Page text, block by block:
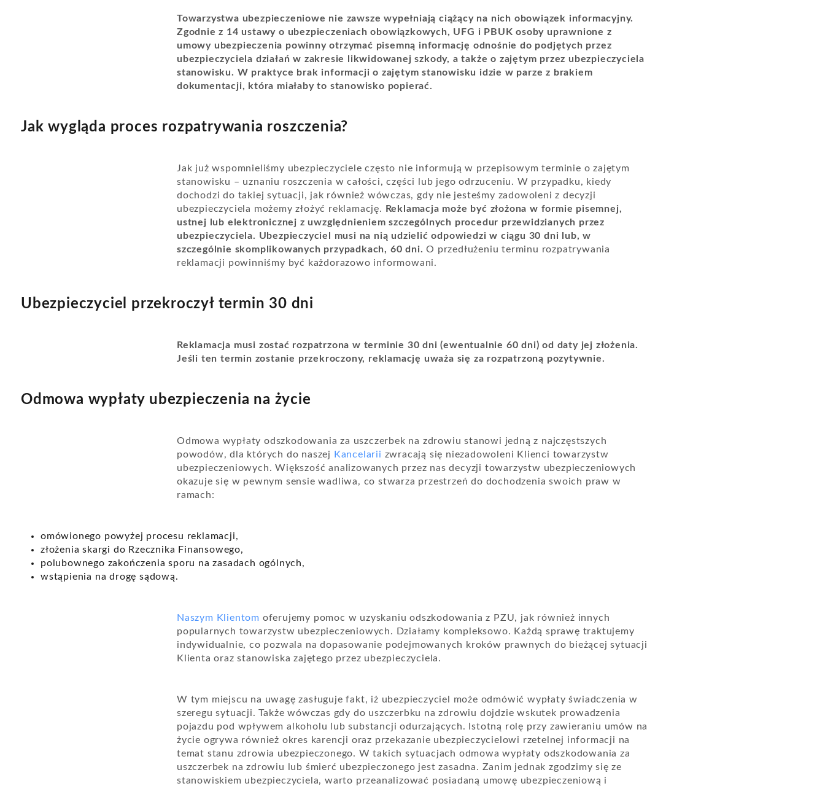
Towarzystwa ubezpieczeniowe nie zawsze wypełniają ciążący na nich obowiązek informacyjny.
Zgodnie z 14 ustawy o ubezpieczeniach obowiązkowych, UFG i PBUK osoby uprawnione z
umowy ubezpieczenia powinny otrzymać pisemną informację odnośnie do podjętych przez
ubezpieczyciela działań w zakresie likwidowanej szkody, a także o zajętym przez ubezpieczyciela
stanowisku. W praktyce brak informacji o zajętym stanowisku idzie w parze z brakiem
dokumentacji, która miałaby to stanowisko popierać.
Jak wygląda proces rozpatrywania roszczenia?
Jak już wspomnieliśmy ubezpieczyciele często nie informują w przepisowym terminie o zajętym
stanowisku – uznaniu roszczenia w całości, części lub jego odrzuceniu. W przypadku, kiedy
dochodzi do takiej sytuacji, jak również wówczas, gdy nie jesteśmy zadowoleni z decyzji
ubezpieczyciela możemy złożyć reklamację.
Reklamacja może być złożona w formie pisemnej,
ustnej lub elektronicznej z uwzględnieniem szczególnych procedur przewidzianych przez
ubezpieczyciela. Ubezpieczyciel musi na nią udzielić odpowiedzi w ciągu 30 dni lub, w
szczególnie skomplikowanych przypadkach, 60 dni. O przedłużeniu terminu rozpatrywania
reklamacji powinniśmy być każdorazowo informowani.
Ubezpieczyciel przekroczył termin 30 dni
Reklamacja musi zostać rozpatrzona w terminie 30 dni (ewentualnie 60 dni) od daty jej złożenia.
Jeśli ten termin zostanie przekroczony, reklamację uważa się za rozpatrzoną pozytywnie.
Odmowa wypłaty ubezpieczenia na życie
Odmowa wypłaty odszkodowania za uszczerbek na zdrowiu stanowi jedną z najczęstszych
powodów, dla których do naszej
Kancelarii zwracają się niezadowoleni Klienci towarzystw
ubezpieczeniowych. Większość analizowanych przez nas decyzji towarzystw ubezpieczeniowych
okazuje się w pewnym sensie wadliwa, co stwarza przestrzeń do dochodzenia swoich praw w
ramach:
omówionego powyżej procesu reklamacji,
złożenia skargi do Rzecznika Finansowego,
polubownego zakończenia sporu na zasadach ogólnych,
wstąpienia na drogę sądową.
Naszym Klientom oferujemy pomoc w uzyskaniu odszkodowania z PZU, jak również innych
popularnych towarzystw ubezpieczeniowych. Działamy kompleksowo. Każdą sprawę traktujemy
indywidualnie, co pozwala na dopasowanie podejmowanych kroków prawnych do bieżącej sytuacji
Klienta oraz stanowiska zajętego przez ubezpieczyciela.
W tym miejscu na uwagę zasługuje fakt, iż ubezpieczyciel może odmówić wypłaty świadczenia w
szeregu sytuacji. Także wówczas gdy do uszczerbku na zdrowiu dojdzie wskutek prowadzenia
pojazdu pod wpływem alkoholu lub substancji odurzających. Istotną rolę przy zawieraniu umów na
życie ogrywa również okres karencji oraz przekazanie ubezpieczycielowi rzetelnej informacji na
temat stanu zdrowia ubezpieczonego. W takich sytuacjach odmowa wypłaty odszkodowania za
uszczerbek na zdrowiu lub śmierć ubezpieczonego jest zasadna. Zanim jednak zgodzimy się ze
stanowiskiem ubezpieczyciela, warto przeanalizować posiadaną umowę ubezpieczeniową i